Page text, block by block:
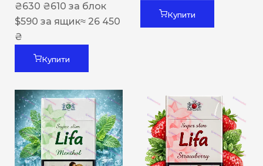
₴630 ₴610 за блок
$590 за ящик≈ 26 450
₴
Купити
Купити